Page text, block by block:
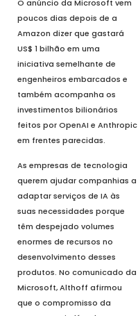
O anúncio da Microsoft vem
poucos dias depois de a
Amazon dizer que gastará
US$ 1 bilhão em uma
iniciativa semelhante de
engenheiros embarcados e
também acompanha os
investimentos bilionários
feitos por OpenAI e Anthropic
em frentes parecidas.
As empresas de tecnologia
querem ajudar companhias a
adaptar serviços de IA às
suas necessidades porque
têm despejado volumes
enormes de recursos no
desenvolvimento desses
produtos. No comunicado da
Microsoft, Althoff afirmou
que o compromisso da